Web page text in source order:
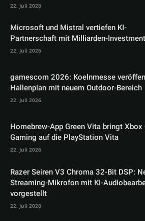
22. Juli 2026
Microsoft und Mistral vertiefen KI-
Partnerschaft mit Milliarden-Investment
22. Juli 2026
gamescom 2026: Koelnmesse
Hallenplan mit neuem Outdoor-Bereich
22. Juli 2026
Homebrew-App Green Vita bringt Xbox
Gaming auf die PlayStation Vita
22. Juli 2026
Razer Seiren V3 Chroma 32-Bit DSP:
Streaming-Mikrofon mit KI-
vorgestellt
22. Juli 2026